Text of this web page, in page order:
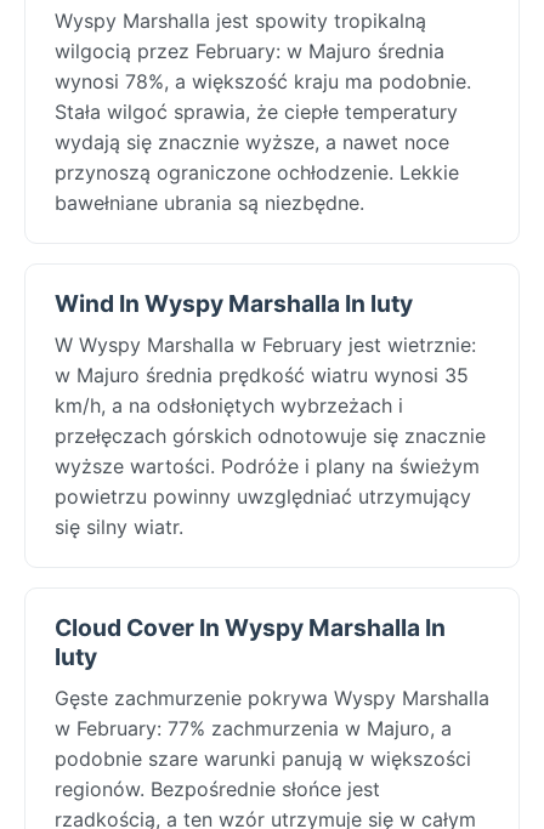
Wyspy Marshalla jest spowity tropikalną
wilgocią przez February: w Majuro średnia
wynosi 78%, a większość kraju ma podobnie.
Stała wilgoć sprawia, że ciepłe temperatury
wydają się znacznie wyższe, a nawet noce
przynoszą ograniczone ochłodzenie. Lekkie
bawełniane ubrania są niezbędne.
Wind In Wyspy Marshalla In luty
W Wyspy Marshalla w February jest wietrznie:
w Majuro średnia prędkość wiatru wynosi 35
km/h, a na odsłoniętych wybrzeżach i
przełęczach górskich odnotowuje się znacznie
wyższe wartości. Podróże i plany na świeżym
powietrzu powinny uwzględniać utrzymujący
się silny wiatr.
Cloud Cover In Wyspy Marshalla In
luty
Gęste zachmurzenie pokrywa Wyspy Marshalla
w February: 77% zachmurzenia w Majuro, a
podobnie szare warunki panują w większości
regionów. Bezpośrednie słońce jest
rzadkością, a ten wzór utrzymuje się w całym